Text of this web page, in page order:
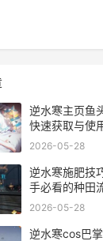
逆水寒主页鱼
快速获取与使
秘_
2026-05-28
逆水寒施肥技
手必看的种田
2026-05-28
逆水寒cos巴掌